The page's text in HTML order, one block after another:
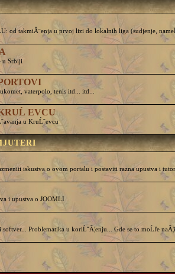
od takmiĂ¨enja u prvoj lizi do lokalnih liga (sudjenje,
u Srbiji
vaterpolo, tenis itd... itd...
EVCU
u KruĹˇevcu
iskustva o ovom portalu i postaviti razna upustva i
i upustva o JOOMLI
softver... Problematika u koriĹˇĂ¦enju... Gde se to moĹľe